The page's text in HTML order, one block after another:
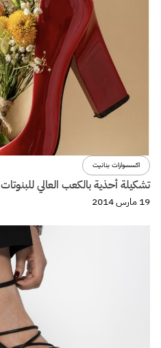
اكسسوارات بنانيت
تشكيلة أحذية بالكعب العالي للبنوتات
19 مارس 2014